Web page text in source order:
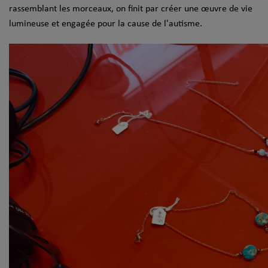
rassemblant les morceaux, on finit par créer une œuvre de vie
lumineuse et engagée pour la cause de l'autisme.